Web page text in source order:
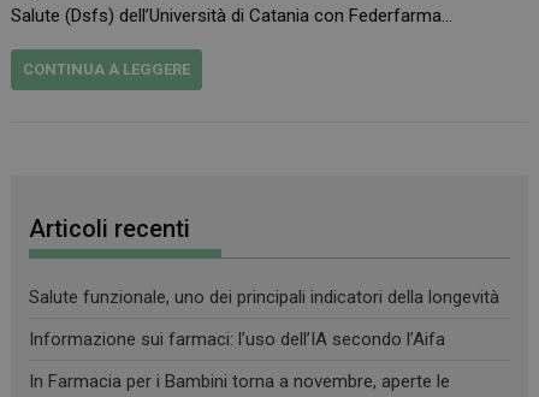
Salute (Dsfs) dell’Università di Catania con Federfarma…
CONTINUA A LEGGERE
Articoli recenti
Salute funzionale, uno dei principali indicatori della longevità
Informazione sui farmaci: l’uso dell’IA secondo l’Aifa
In Farmacia per i Bambini torna a novembre, aperte le